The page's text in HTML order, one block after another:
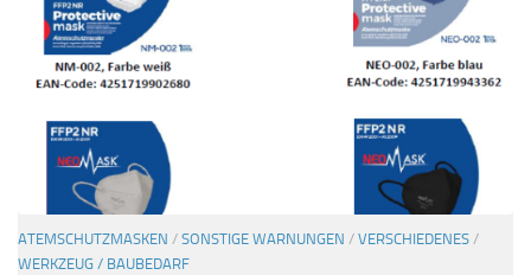
ATEMSCHUTZMASKEN / SONSTIGE WARNUNGEN / VERSCHIEDENES /
WERKZEUG / BAUBEDARF